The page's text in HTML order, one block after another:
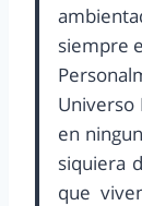
siempre
Universo
en
siquiera
que